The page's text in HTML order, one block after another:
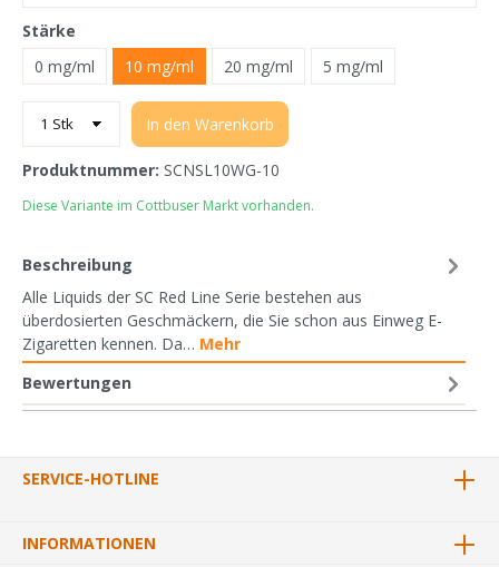
Stärke
0 mg/ml
10 mg/ml 20 mg/ml 5 mg/ml
In den Warenkorb
Produktnummer: SCNSL10WG-10
Diese Variante im Cottbuser Markt vorhanden.
Beschreibung
Alle Liquids der SC Red Line Serie bestehen aus
überdosierten Geschmäckern, die Sie schon aus Einweg E-
Zigaretten kennen. Da… Mehr
Bewertungen
SERVICE-HOTLINE
INFORMATIONEN